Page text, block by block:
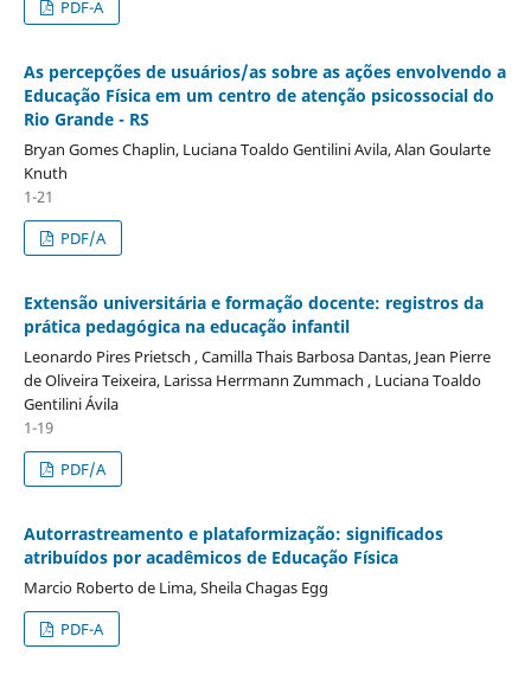
PDF-A
As percepções de usuários/as sobre as ações envolvendo a
Educação Física em um centro de atenção psicossocial do
Rio Grande - RS
Bryan Gomes Chaplin, Luciana Toaldo Gentilini Avila, Alan Goularte
Knuth
1-21
PDF/A
Extensão universitária e formação docente: registros da
prática pedagógica na educação infantil
Leonardo Pires Prietsch , Camilla Thais Barbosa Dantas, Jean Pierre
de Oliveira Teixeira, Larissa Herrmann Zummach , Luciana Toaldo
Gentilini Ávila
1-19
PDF/A
Autorrastreamento e plataformização: significados
atribuídos por acadêmicos de Educação Física
Marcio Roberto de Lima, Sheila Chagas Egg
PDF-A